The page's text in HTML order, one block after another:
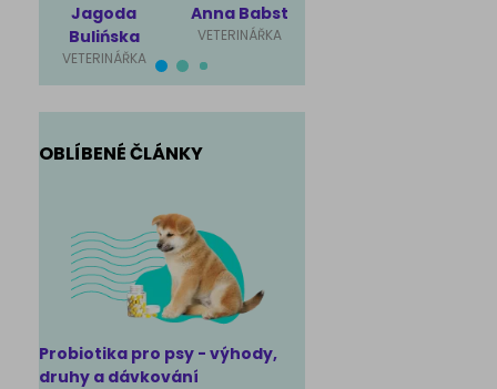
Jagoda
Bulińska
VETERINÁŘKA
Anna Babst
VETERINÁŘKA
OBLÍBENÉ ČLÁNKY
Probiotika pro psy - výhody,
druhy a dávkování